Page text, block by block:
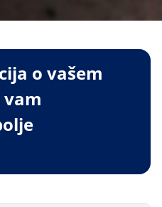
o vašem